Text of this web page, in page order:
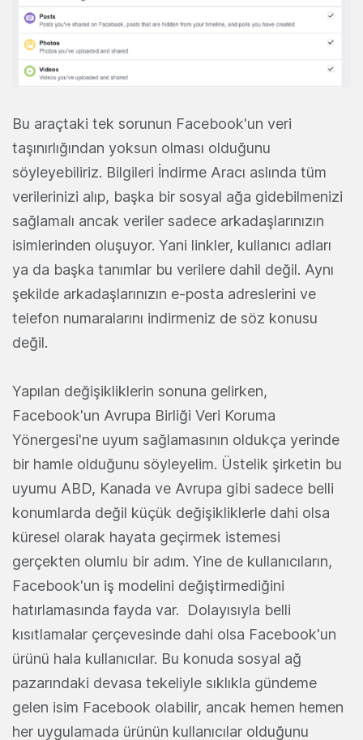
Bu araçtaki tek sorunun Facebook'un veri
taşınırlığından yoksun olması olduğunu
söyleyebiliriz. Bilgileri İndirme Aracı aslında tüm
verilerinizi alıp, başka bir sosyal ağa gidebilmenizi
sağlamalı ancak veriler sadece arkadaşlarınızın
isimlerinden oluşuyor. Yani linkler, kullanıcı adları
ya da başka tanımlar bu verilere dahil değil. Aynı
şekilde arkadaşlarınızın e-posta adreslerini ve
telefon numaralarını indirmeniz de söz konusu
değil.
Yapılan değişikliklerin sonuna gelirken,
Facebook'un Avrupa Birliği Veri Koruma
Yönergesi'ne uyum sağlamasının oldukça yerinde
bir hamle olduğunu söyleyelim. Üstelik şirketin bu
uyumu ABD, Kanada ve Avrupa gibi sadece belli
konumlarda değil küçük değişikliklerle dahi olsa
küresel olarak hayata geçirmek istemesi
gerçekten olumlu bir adım. Yine de kullanıcıların,
Facebook'un iş modelini değiştirmediğini
hatırlamasında fayda var. Dolayısıyla belli
kısıtlamalar çerçevesinde dahi olsa Facebook'un
ürünü hala kullanıcılar. Bu konuda sosyal ağ
pazarındaki devasa tekeliyle sıklıkla gündeme
gelen isim Facebook olabilir, ancak hemen hemen
her uygulamada ürünün kullanıcılar olduğunu